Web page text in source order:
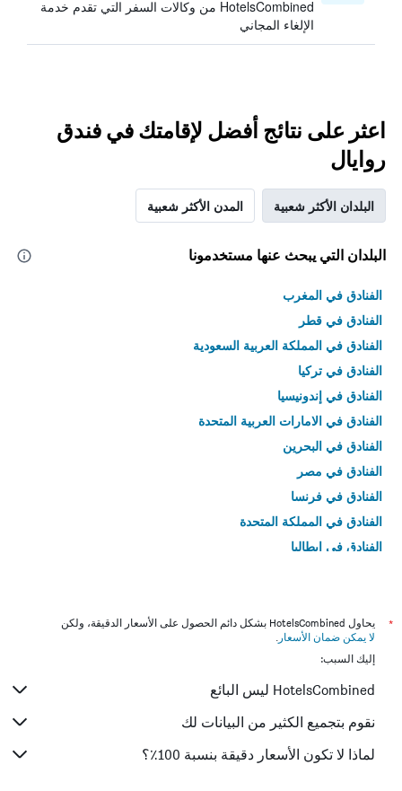
HotelsCombined من وكالات السفر التي تقدم خدمة
الإلغاء المجاني
اعثر على نتائج أفضل لإقامتك في فندق
روايال
البلدان الأكثر شعبية المدن الأكثر شعبية
البلدان التي يبحث عنها مستخدمونا
الفنادق في المغرب
الفنادق في قطر
الفنادق في المملكة العربية السعودية
الفنادق في تركيا
الفنادق في إندونيسيا
الفنادق في الامارات العربية المتحدة
الفنادق في البحرين
الفنادق في مصر
الفنادق في فرنسا
الفنادق في المملكة المتحدة
الفنادق في إيطاليا
*
يحاول HotelsCombined بشكل دائم الحصول على الأسعار الدقيقة، ولكن
لا يمكن ضمان الأسعار .
إليك السبب:
HotelsCombined ليس البائع
نقوم بتجميع الكثير من البيانات لك
لماذا لا تكون الأسعار دقيقة بنسبة 100٪؟